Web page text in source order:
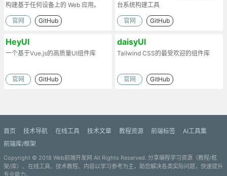
构建基于任何设备上的 Web 应用。
官网 GitHub
台系统构建工具
官网 GitHub
HeyUI
一个基于Vue.js的高质量UI组件库
官网 GitHub
daisyUI
Tailwind CSS的最受欢迎的组件库
官网 GitHub
首页 技术导航 在线工具 技术文章 教程资源 前端标签
AI工具集
前端库/框架